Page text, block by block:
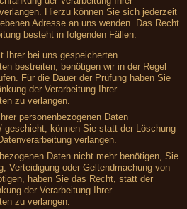
Hierzu können Sie sich jederzeit
Adresse an uns wenden. Das Recht
besteht in folgenden Fällen:
Ihrer bei uns gespeicherten
bestreiten, benötigen wir in der Regel
Für die Dauer der Prüfung haben Sie
der Verarbeitung Ihrer
zu verlangen.
personenbezogenen Daten
geschieht, können Sie statt der Löschung
verlangen.
Daten nicht mehr benötigen, Sie
Verteidigung oder Geltendmachung von
haben Sie das Recht, statt der
der Verarbeitung Ihrer
zu verlangen.